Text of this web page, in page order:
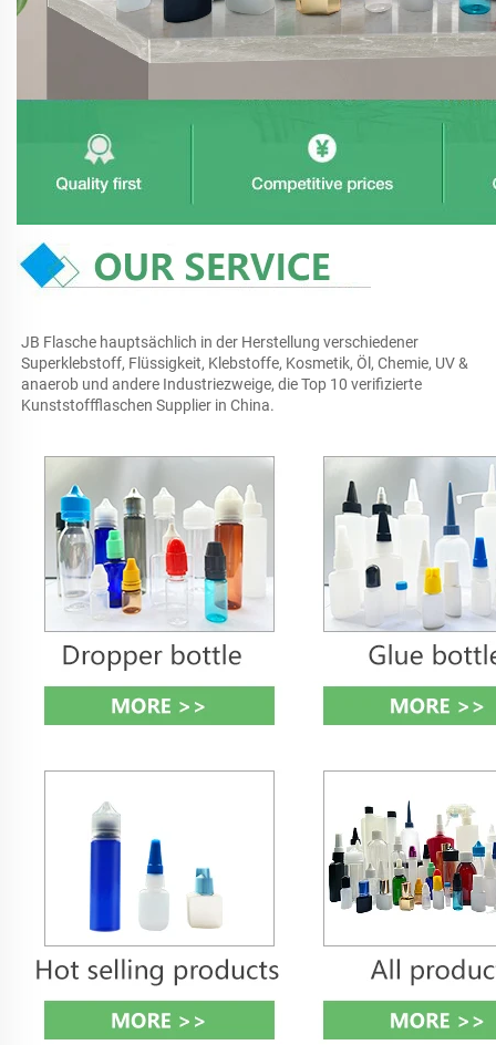
JB Flasche hauptsächlich in der Herstellung verschiedener
Superklebstoff, Flüssigkeit, Klebstoffe, Kosmetik, Öl, Chemie, UV &
anaerob und andere Industriezweige, die Top 10 verifizierte
Kunststoffflaschen Supplier in China.